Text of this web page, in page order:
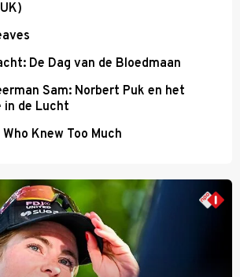
De Dag van de Bloedmaan
Sam: Norbert Puk en het
in de Lucht
Who Knew Too Much